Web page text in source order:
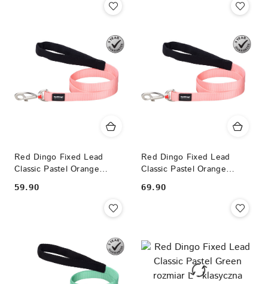
Red Dingo Fixed Lead
Classic Pastel Orange
rozmiar M - klasyczna smycz
o długości 1,2m
Cena:
59.90
Red Dingo Fixed Lead
Classic Pastel Orange
rozmiar L - klasyczna smycz
o długości 1,2m
Cena:
69.90